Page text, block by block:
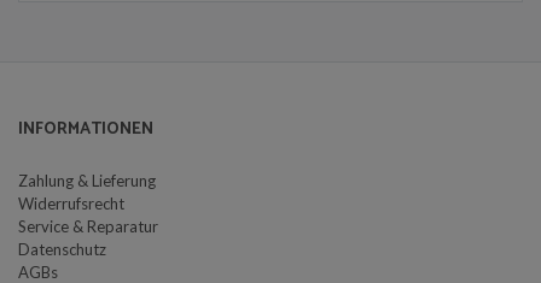
INFORMATIONEN
Zahlung & Lieferung
Widerrufsrecht
Service & Reparatur
Datenschutz
AGBs